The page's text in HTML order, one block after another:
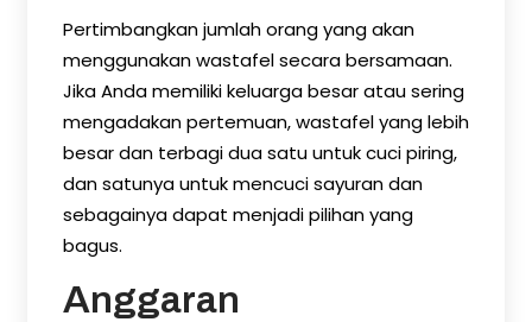
Pertimbangkan jumlah orang yang akan
menggunakan wastafel secara bersamaan.
Jika Anda memiliki keluarga besar atau sering
mengadakan pertemuan, wastafel yang lebih
besar dan terbagi dua satu untuk cuci piring,
dan satunya untuk mencuci sayuran dan
sebagainya dapat menjadi pilihan yang
bagus.
Anggaran